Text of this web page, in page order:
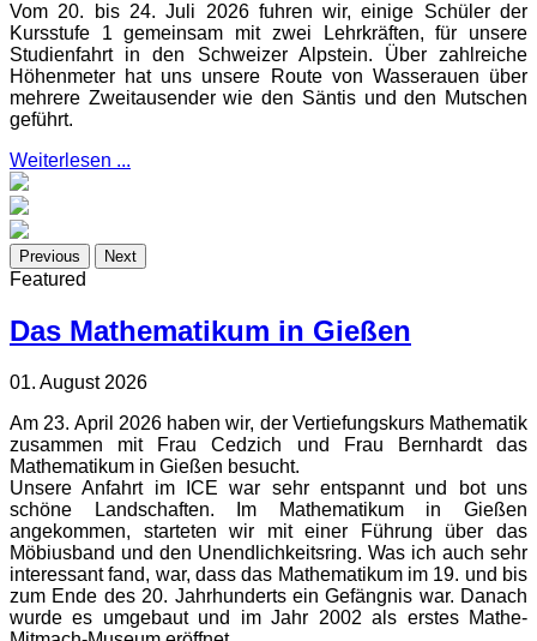
Vom 20. bis 24. Juli 2026 fuhren wir, einige Schüler der
Kursstufe 1 gemeinsam mit zwei Lehrkräften, für unsere
Studienfahrt in den Schweizer Alpstein. Über zahlreiche
Höhenmeter hat uns unsere Route von Wasserauen über
mehrere Zweitausender wie den Säntis und den Mutschen
geführt.
Weiterlesen ...
Previous Next
Featured
Das Mathematikum in Gießen
01. August 2026
Am 23. April 2026 haben wir, der Vertiefungskurs Mathematik
zusammen mit Frau Cedzich und Frau Bernhardt das
Mathematikum in Gießen besucht.
Unsere Anfahrt im ICE war sehr entspannt und bot uns
schöne Landschaften. Im Mathematikum in Gießen
angekommen, starteten wir mit einer Führung über das
Möbiusband und den Unendlichkeitsring. Was ich auch sehr
interessant fand, war, dass das Mathematikum im 19. und bis
zum Ende des 20. Jahrhunderts ein Gefängnis war. Danach
wurde es umgebaut und im Jahr 2002 als erstes Mathe-